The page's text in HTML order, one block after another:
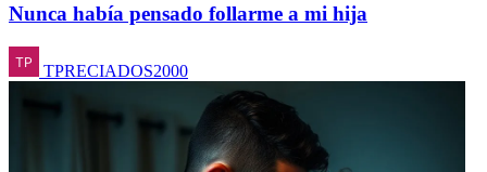
Nunca había pensado follarme a mi hija
TPRECIADOS2000